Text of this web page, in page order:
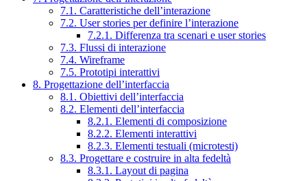
7.1. Caratteristiche dell’interazione
7.2. User stories per definire l’interazione
7.2.1. Differenza tra scenari e user stories
7.3. Flussi di interazione
7.4. Wireframe
7.5. Prototipi interattivi
8. Progettazione dell’interfaccia
8.1. Obiettivi dell’interfaccia
8.2. Elementi dell’interfaccia
8.2.1. Elementi di composizione
8.2.2. Elementi interattivi
8.2.3. Elementi testuali (microtesti)
8.3. Progettare e costruire in alta fedeltà
8.3.1. Layout di pagina